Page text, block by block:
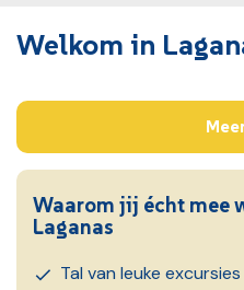
Welkom in
Waarom jij écht mee
Laganas
Tal van leuke excursies